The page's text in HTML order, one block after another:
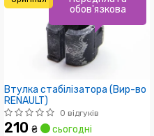
Втулка стабілізатора (Вир-во
RENAULT)
0 відгуків
210 ₴ сьогодні
обов'язкова